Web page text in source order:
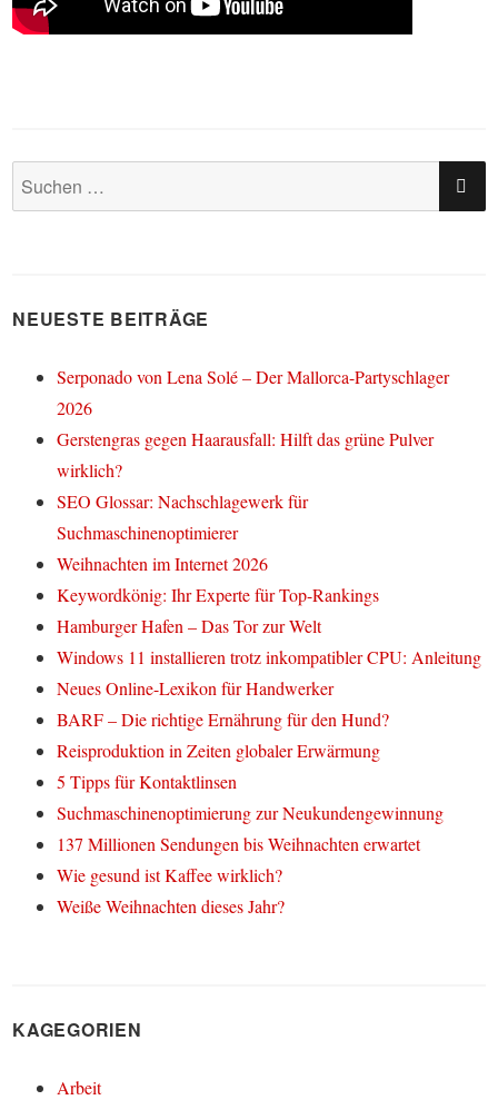
Suchen
nach:
NEUESTE BEITRÄGE
Serponado von Lena Solé – Der Mallorca-Partyschlager
2026
Gerstengras gegen Haarausfall: Hilft das grüne Pulver
wirklich?
SEO Glossar: Nachschlagewerk für
Suchmaschinenoptimierer
Weihnachten im Internet 2026
Keywordkönig: Ihr Experte für Top-Rankings
Hamburger Hafen – Das Tor zur Welt
Windows 11 installieren trotz inkompatibler CPU: Anleitung
Neues Online-Lexikon für Handwerker
BARF – Die richtige Ernährung für den Hund?
Reisproduktion in Zeiten globaler Erwärmung
5 Tipps für Kontaktlinsen
Suchmaschinenoptimierung zur Neukundengewinnung
137 Millionen Sendungen bis Weihnachten erwartet
Wie gesund ist Kaffee wirklich?
Weiße Weihnachten dieses Jahr?
KAGEGORIEN
Arbeit